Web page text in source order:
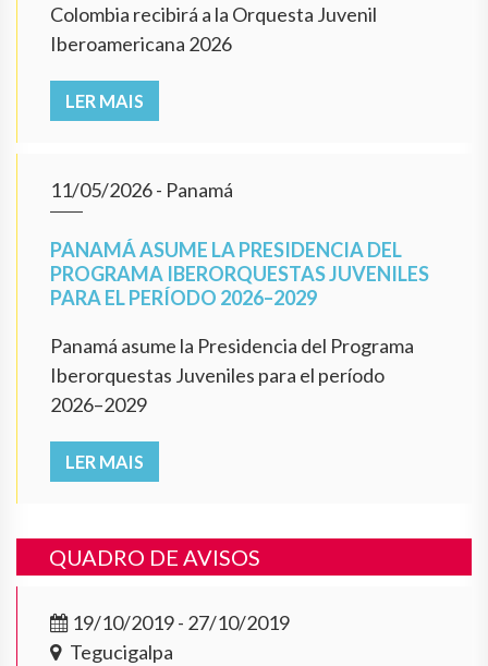
Colombia recibirá a la Orquesta Juvenil
Iberoamericana 2026
LER MAIS
11/05/2026- Panamá
PANAMÁ ASUME LA PRESIDENCIA DEL
PROGRAMA IBERORQUESTAS JUVENILES
PARA EL PERÍODO 2026–2029
Panamá asume la Presidencia del Programa
Iberorquestas Juveniles para el período
2026–2029
LER MAIS
QUADRO DE AVISOS
19/10/2019 - 27/10/2019
Tegucigalpa